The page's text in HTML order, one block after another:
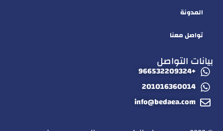
المدونة
تواصل معنا
بيانات التواصل
+966532209324
201016360014
info@bedaea.com